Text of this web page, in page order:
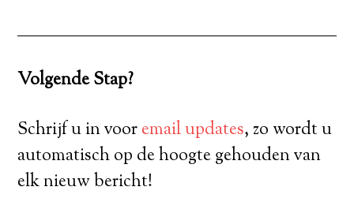
Volgende Stap?
Schrijf u in vooremail updates, zo wordt u
automatisch op de hoogte gehouden van
elk nieuw bericht!